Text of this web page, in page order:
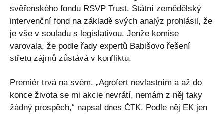
svěřenského fondu RSVP Trust. Státní zemědělský
intervenční fond na základě svých analýz prohlásil, že
je vše v souladu s legislativou. Jenže komise
varovala, že podle řady expertů Babišovo řešení
střetu zájmů zůstává v konfliktu.
Premiér trvá na svém. „Agrofert nevlastním a až do
konce života se mi akcie nevrátí, nemám z něj taky
žádný prospěch,“ napsal dnes ČTK. Podle něj EK jen